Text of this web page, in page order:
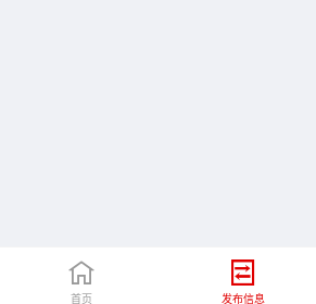
首页 发布信息